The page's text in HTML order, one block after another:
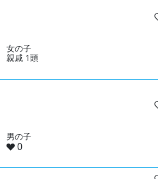
女の子
親戚 1頭
男の子
0